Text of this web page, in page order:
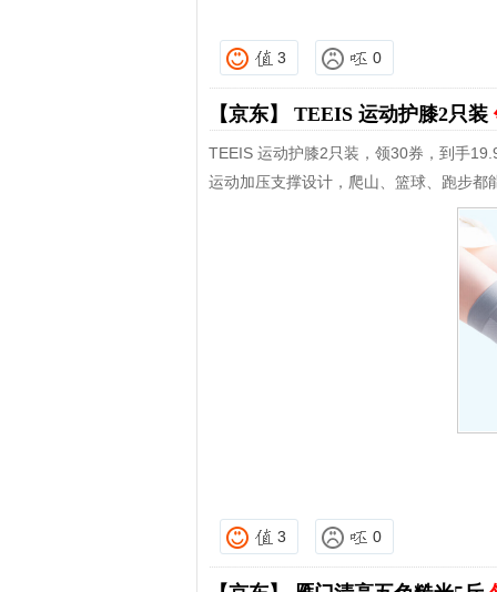
3 0
【京东】 TEEIS 运动护膝2只装
TEEIS 运动护膝2只装，领30券，到手
运动加压支撑设计，爬山、篮球、跑步都
3 0